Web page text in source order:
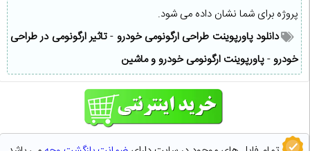
پروژه برای شما نشان داده می شود.
دانلود پاورپوینت طراحی ارگونومی خودرو-تاثیر ارگونومی در طراحی
خودرو-پاورپوینت ارگونومی خودرو و ماشین